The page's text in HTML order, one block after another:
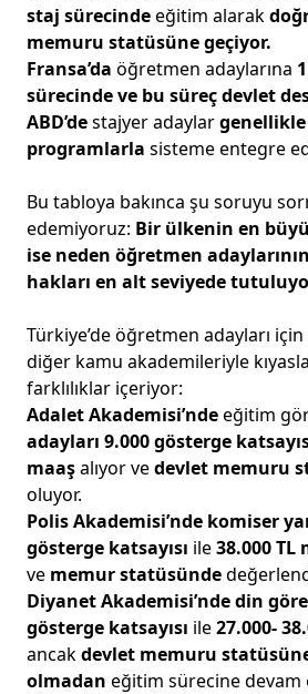
staj sürecindeeğitim alarak
memuru statüsüne geçiyor.
Fransa’da öğretmen adaylarına
sürecinde ve bu süreç devlet
ABD’destajyer adaylar
programlarla sisteme entegre
Bu tabloya bakınca şu soruyu
edemiyoruz: Bir ülkenin en
ise neden öğretmen
hakları en alt seviyede
Türkiye’de öğretmen adayları
diğer kamu akademileriyle
farklılıklar içeriyor:
Adalet Akademisi’ndeeğitim
adayları 9.000 gösterge
maaşalıyor vedevlet memuru
oluyor.
Polis Akademisi’nde komiser
gösterge katsayısı ile38.000 TL
ve memur statüsünde
Diyanet Akademisi’ndedin
gösterge katsayısı ile27.000-
ancakdevlet memuru
olmadan eğitim sürecine devam